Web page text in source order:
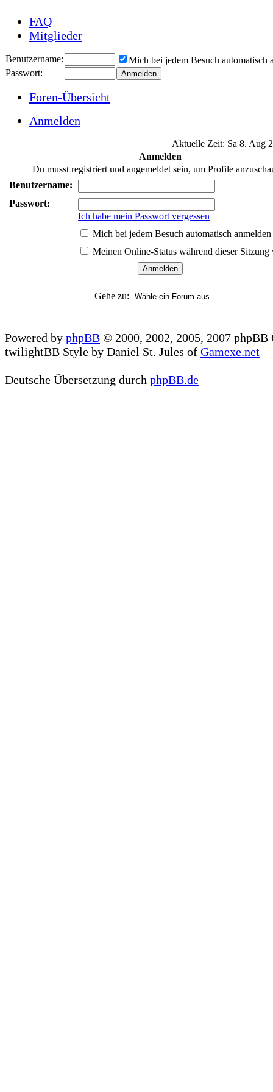
FAQ
Mitglieder
Benutzername:
Mich bei jedem Besuch automatisch
Passwort:
Foren-Übersicht
Anmelden
Aktuelle Zeit: Sa 8. Aug
Anmelden
Du musst registriert und angemeldet sein, um Profile
Benutzername:
Passwort:
Ich habe mein Passwort vergessen
Mich bei jedem Besuch automatisch anmelden
Meinen Online-Status während dieser Sitzung
Gehe zu:
Powered by phpBB © 2000, 2002, 2005, 2007 phpBB
twilightBB Style by Daniel St. Jules of Gamexe.net
Deutsche Übersetzung durch phpBB.de